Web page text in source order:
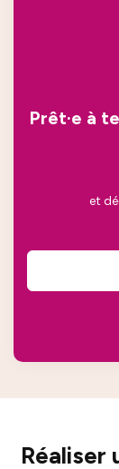
Prêt·e à
et
Réaliser